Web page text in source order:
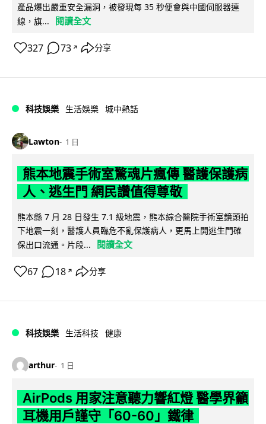
產品爆出嚴重安全漏洞，被發現每 35 秒便會與中國伺服器連
線，旗...
閱讀全文
327 73 ↗ 分享
科技娛樂 生活娛樂 城中熱話
Lawton 1 日
熊本地震手術室驚魂片瘋傳 醫護保護病
人、逃生門 網民讚值得尊敬
熊本縣 7 月 28 日發生 7.1 級地震，熊本綜合醫院手術室鏡頭拍
下地震一刻，醫護人員臨危不亂保護病人，更馬上開逃生門確
保出口流通。片段...
閱讀全文
67 18 ↗ 分享
科技娛樂 生活科技 健康
arthur 1 日
AirPods 用家注意聽力響紅燈 醫學界籲
耳機用戶謹守「60-60」鐵律